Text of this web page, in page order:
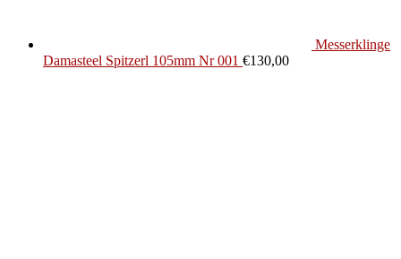
Messerklinge
Damasteel Spitzerl 105mm Nr 001 €130,00